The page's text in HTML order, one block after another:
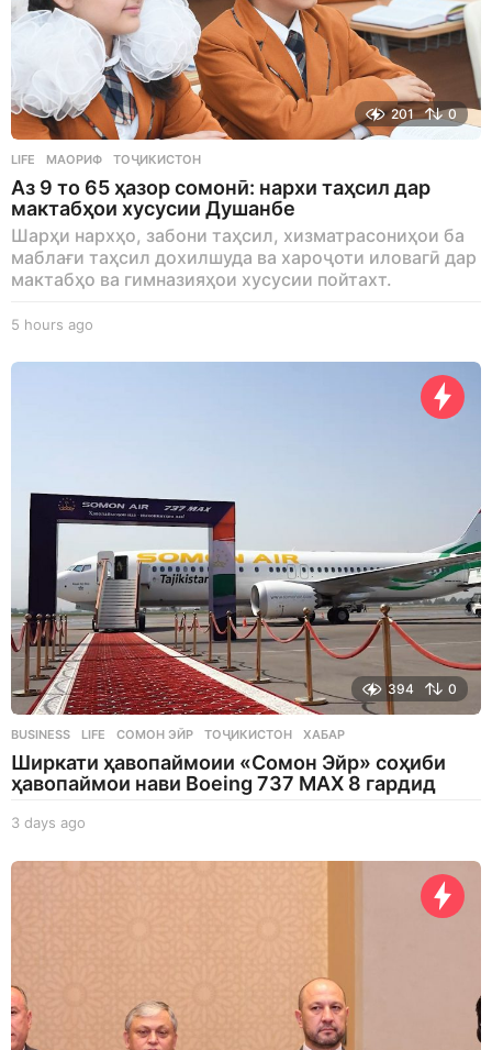
201 0
LIFE МАОРИФ ,ТОҶИКИСТОН
Аз 9 то 65 ҳазор сомонӣ: нархи таҳсил дар
мактабҳои хусусии Душанбе
Шарҳи нархҳо, забони таҳсил, хизматрасониҳои ба
маблағи таҳсил дохилшуда ва хароҷоти иловагӣ дар
мактабҳо ва гимназияҳои хусусии пойтахт.
5 hours ago
o
394 0
BUSINESS ,LIFE СОМОН ЭЙР ,ТОҶИКИСТОН ,ХАБАР
Ширкати ҳавопаймоии «Сомон Эйр» соҳиби
ҳавопаймои нави Boeing 737 MAX 8 гардид
3 days ago
a